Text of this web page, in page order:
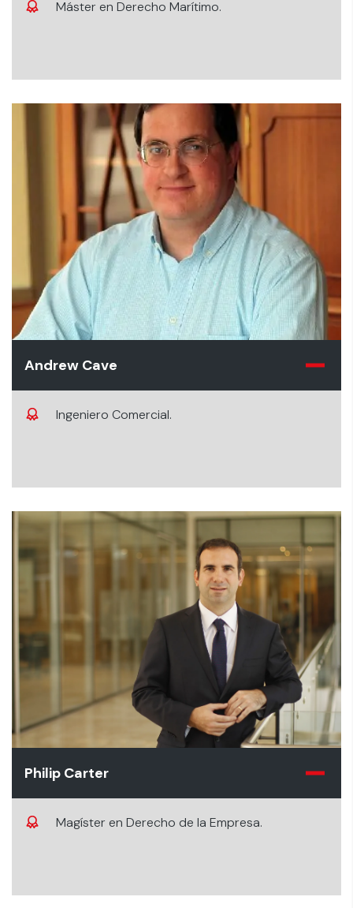
Máster en Derecho Marítimo.
Andrew Cave
Ingeniero Comercial.
Philip Carter
Magíster en Derecho de la Empresa.